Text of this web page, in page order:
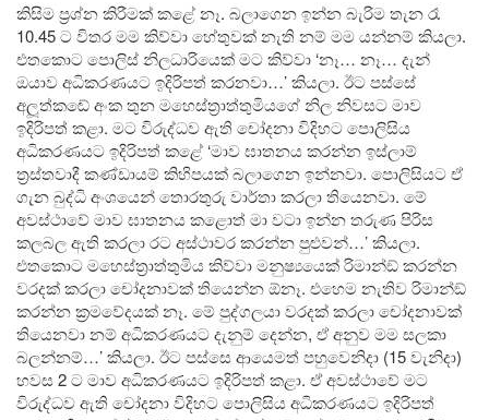
කිසිම ප‍්‍රශ්න කිරීමක් කළේ නෑ. බලාගෙන ඉන්න බැරිම තැන රෑ
10.45 ට විතර මම කිව්වා හේතුවක් නැති නම් මම යන්නම් කියලා.
එතකොට පොලිස් නිලධාරියෙක් මට කිව්වා ‘නෑ… නෑ… දැන්
ඔයාව අධිකරණයට ඉදිරිපත් කරනවා…’ කියලා. ඊට පස්සේ
අලූත්කඬේ අංක තුන මහෙස්ත‍්‍රාත්තුමියගේ නිල නිවසට මාව
ඉදිරිපත් කළා. මට විරුද්ධව ඇති චෝදනා විදිහට පොලිසිය
අධිකරණයට ඉදිරිපත් කළේ ‘මාව ඝාතනය කරන්න ඉස්ලාම්
ත‍්‍රස්තවාදී කණ්ඩායම් කිහිපයක් බලාගෙන ඉන්නවා. පොලිසියට ඒ
ගැන බුද්ධි අංශයෙන් තොරතුරු වාර්තා කරලා තියෙනවා. මේ
අවස්ථාවේ මාව ඝාතනය කළොත් මා වටා ඉන්න තරුණ පිරිස
කලබල ඇති කරලා රට අස්ථාවර කරන්න පුළුවන්…’ කියලා.
එතකොට මහෙස්ත‍්‍රාත්තුමිය කිව්වා මනුෂ්‍යයෙක් රිමාන්ඞ් කරන්න
වරදක් කරලා චෝදනාවක් තියෙන්න ඕනෑ. එහෙම නැතිව රිමාන්ඞ්
කරන්න ක‍්‍රමවේදයක් නෑ. මේ පුද්ගලයා වරදක් කරලා චෝදනාවක්
තියෙනවා නම් අධිකරණයට දැනුම් දෙන්න, ඒ අනුව මම සලකා
බලන්නම්…’ කියලා. ඊට පස්සෙ ආයෙමත් පහුවෙනිදා (15 වැනිදා)
හවස 2 ට මාව අධිකරණයට ඉදිරිපත් කළා. ඒ අවස්ථාවේ මට
විරුද්ධව ඇති චෝදනා විදිහට පොලිසිය අධිකරණයට ඉදිරිපත්